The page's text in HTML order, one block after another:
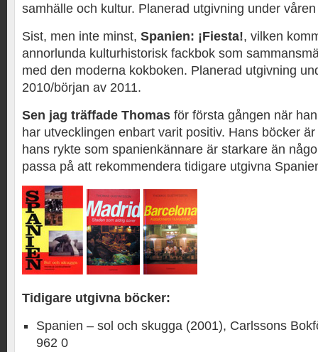
samhälle och kultur. Planerad utgivning under
Sist, men inte minst, Spanien: ¡Fiesta!, vilken
annorlunda kulturhistorisk fackbok som
med den moderna kokboken. Planerad utgivning
2010/början av 2011.
Sen jag träffade Thomas för första gången när
har utvecklingen enbart varit positiv. Hans böcker
hans rykte som spanienkännare är starkare än
passa på att rekommendera tidigare utgivna
Tidigare utgivna böcker:
Spanien – sol och skugga (2001), Carlssons
962 0